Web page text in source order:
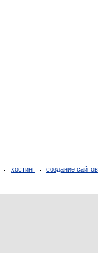
хостинг создание сайтов